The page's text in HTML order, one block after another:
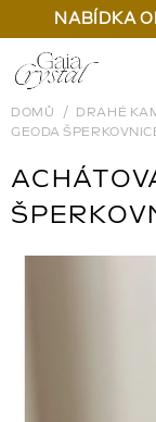
NABÍDKA
Přejít
na
obsah
DOMŮ DRAHÉ
GEODA